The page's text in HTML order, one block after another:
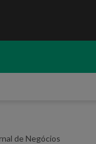
de Negócios